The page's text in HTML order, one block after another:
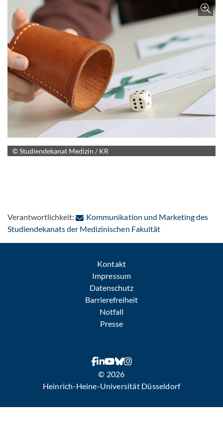
© Studiendekanat Medizin / KR
Verantwortlichkeit:
Kommunikation und Marketing des
Studiendekanats der Medizinischen Fakultät: Per E-Mail
Kontakt
Impressum
Datenschutz
Barrierefreiheit
Notfall
Presse
© 2026
Heinrich-Heine-Universität Düsseldorf